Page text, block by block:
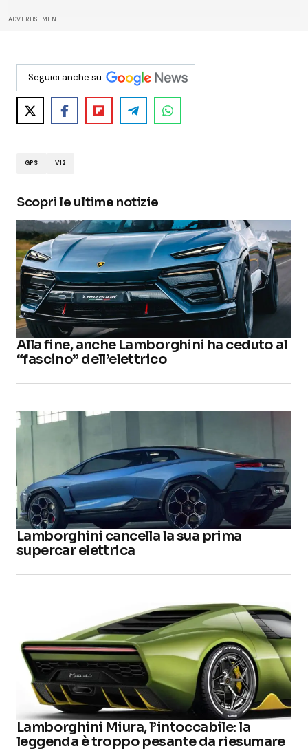
ADVERTISEMENT
Seguici anche su
GPS V12
Scopri le ultime notizie
Alla fine, anche Lamborghini ha ceduto al
“fascino” dell’elettrico
Lamborghini cancella la sua prima
supercar elettrica
Lamborghini Miura, l’intoccabile: la
leggenda è troppo pesante da riesumare